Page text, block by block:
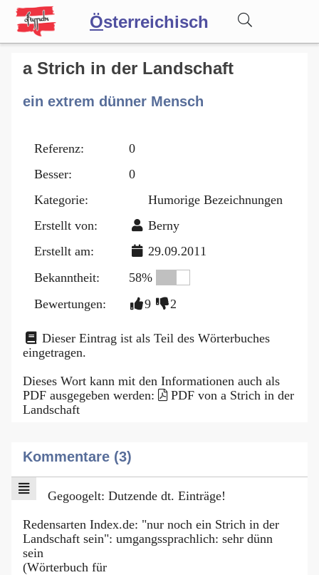
Österreichisch
Wörterbuch
Forum
Blog
a Strich in der Landschaft
ein extrem dünner Mensch
Referenz:
0
Besser:
0
Kategorie:
Humorige Bezeichnungen
Erstellt von:
Berny
Erstellt am:
29.09.2011
Bekanntheit:
58%
Bewertungen:
9 2
Dieser Eintrag ist als Teil des Wörterbuches
eingetragen.
Dieses Wort kann mit den Informationen auch als
PDF ausgegeben werden:
PDF von a Strich in der
Landschaft
Kommentare (3)
Gegoogelt: Dutzende dt. Einträge!
Redensarten Index.de: "nur noch ein Strich in der
Landschaft sein": umgangssprachlich: sehr dünn
sein
(Wörterbuch für